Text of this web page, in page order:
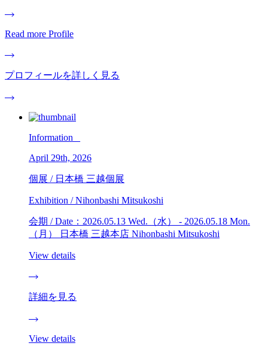
Read more Profile
プロフィールを詳しく見る
Information _
April 29th, 2026
個展 / 日本橋 三越個展
Exhibition / Nihonbashi Mitsukoshi
会期 / Date：2026.05.13 Wed.（水） - 2026.05.18 Mon.
（月） 日本橋 三越本店 Nihonbashi Mitsukoshi
View details
詳細を見る
View details